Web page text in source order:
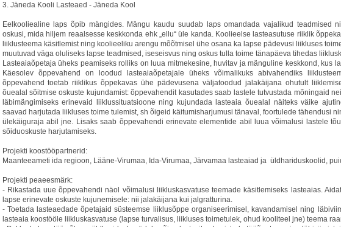
3. Jäneda Kooli Lasteaed - Jäneda Kool
Eelkooliealine laps õpib mängides. Mängu kaudu suudab laps omandada vajalikud teadmised
oskusi, mida hiljem reaalsesse keskkonda ehk „ellu“ üle kanda. Koolieelse lasteasutuse riiklik
liiklusteema käsitlemist ning koolieeliku arengu mõõtmisel ühe osana ka lapse pädevusi liikluses
muutuvad väga oluliseks lapse teadmised, iseseisvus ning oskus tulla toime tänapäeva tihedas
Lasteaiaõpetaja üheks peamiseks rolliks on luua mitmekesine, huvitav ja mänguline keskkond, kus
Käesolev õppevahend on loodud lasteaiaõpetajale üheks võimalikuks abivahendiks
õppevahend toetab riiklikus õppekavas ühe pädevusena väljatoodud jalakäijana ohutult
õuealal sõitmise oskuste kujundamist: õppevahendit kasutades saab lastele tutvustada mõningaid
läbimängimiseks erinevaid liiklussituatsioone ning kujundada lasteaia õuealal näiteks väike
saavad harjutada liikluses toime tulemist, sh õigeid käitumisharjumusi tänaval, foortulede tähendusi
ülekäiguraja abil jne. Lisaks saab õppevahendi erinevate elementide abil luua võimalusi lastele
sõiduoskuste harjutamiseks.
Projekti koostööpartnerid:
Maanteeameti ida regioon, Lääne-Virumaa, Ida-Virumaa, Järvamaa lasteaiad ja üldhariduskoolid,
Projekti peaeesmärk:
- Rikastada uue õppevahendi näol võimalusi liikluskasvatuse teemade käsitlemiseks lasteaias.
lapse erinevate oskuste kujunemisele: nii jalakäijana kui jalgratturina.
- Toetada lasteaedade õpetajaid süsteemse liiklusõppe organiseerimisel, kavandamisel ning
lasteaia koostööle liikluskasvatuse (lapse turvalisus, liikluses toimetulek, ohud kooliteel jne) teema